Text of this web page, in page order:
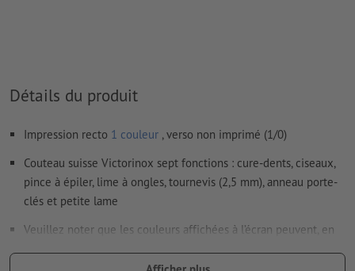
lesdonnées vectorielles dans notre espace Aide / F.A.Q.
Nous ne vérifions pas lesfautes d'orthographe et de syntaxe
Comment créer correctement des fichiers d'impression?
Détails du produit
Impression recto 1 couleur , verso non imprimé (1/0)
Couteau suisse Victorinox sept fonctions : cure-dents, ciseaux,
pince à épiler, lime à ongles, tournevis (2,5 mm), anneau porte-
clés et petite lame
Veuillez noter que les couleurs affichées à l’écran peuvent, en
différentes des couleurs réelles du produit.